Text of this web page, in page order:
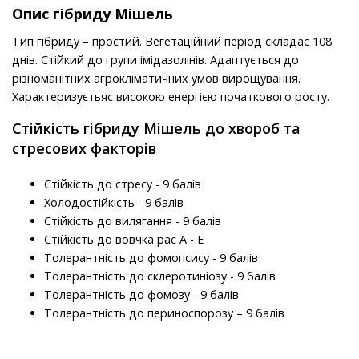
Опис гібриду Мішель
Тип гібриду – простий. Вегетаційний період складає 108
днів. Стійкий до групи імідазолінів. Адаптується до
різноманітних агрокліматичних умов вирощування.
Характеризуєтьяс високою енергією початкового росту.
Стійкість гібриду Мішель до хвороб та
стресових факторів
Стійкість до стресу - 9 балів
Холодостійкість - 9 балів
Стійкість до вилягання - 9 балів
Стійкість до вовчка рас A - E
Толерантність до фомопсису - 9 балів
Толерантність до склеротиніозу - 9 балів
Толерантність до фомозу - 9 балів
Толерантність до периноспорозу – 9 балів